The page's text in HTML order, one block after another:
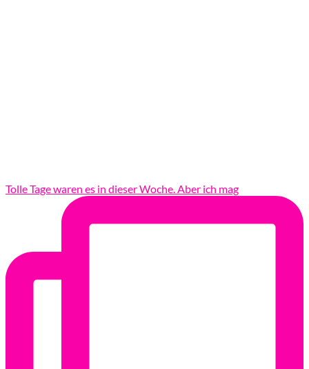
Tolle Tage waren es in dieser Woche. Aber ich mag